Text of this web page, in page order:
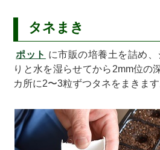
タネまき
ポット に市販の培養土を詰め
りと水を湿らせてから2mm位の
カ所に2〜3粒ずつタネをまきます